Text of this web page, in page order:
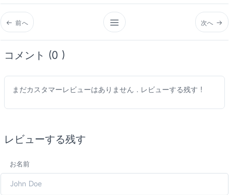
前へ 次へ
コメント (0 )
まだカスタマーレビューはありません . レビューする残す !
レビューする残す
お名前